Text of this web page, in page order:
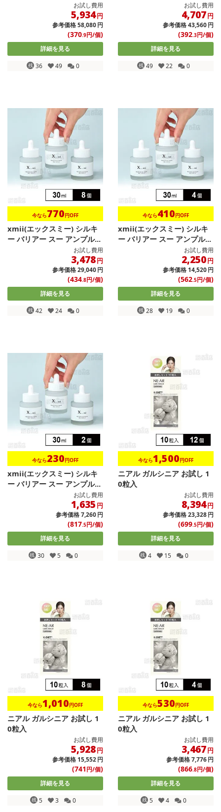
お試し費用
5,934円
参考価格58,080円
(370.9円/個)
詳細を見る
残 36 49 0
お試し費用
4,707円
参考価格43,560円
(392.3円/個)
詳細を見る
残 49 22 0
今なら770円OFF
xmii(エックスミー) シルキ
ー バリアー スー アンプル...
お試し費用
3,478円
参考価格29,040円
(434.8円/個)
詳細を見る
残 42 24 0
今なら410円OFF
xmii(エックスミー) シルキ
ー バリアー スー アンプル...
お試し費用
2,250円
参考価格14,520円
(562.5円/個)
詳細を見る
残 28 19 0
今なら230円OFF
xmii(エックスミー) シルキ
ー バリアー スー アンプル...
お試し費用
1,635 円
参考価格7,260円
(817.5円/個)
詳細を見る
残 30 5 0
今なら1,500円OFF
ニアル ガルシニア お試し 1
0粒入
お試し費用
8,394円
参考価格23,328円
(699.5円/個)
詳細を見る
残 4 15 0
今なら1,010円OFF
ニアル ガルシニア お試し 1
0粒入
お試し費用
5,928円
参考価格15,552円
(741円/個)
詳細を見る
残 5 3 0
今なら530円OFF
ニアル ガルシニア お試し 1
0粒入
お試し費用
3,467円
参考価格7,776円
(866.8円/個)
詳細を見る
残 5 4 0